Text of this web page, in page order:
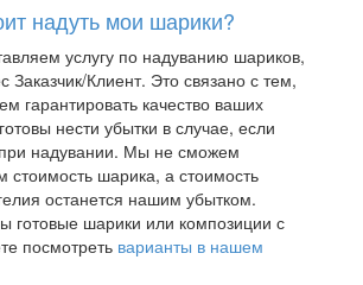
надуть мои шарики?
услугу по надуванию шариков,
Заказчик/Клиент. Это связано с тем,
гарантировать качество ваших
нести убытки в случае, если
надувании. Мы не сможем
стоимость шарика, а стоимость
останется нашим убытком.
готовые шарики или композиции с
посмотреть варианты в нашем